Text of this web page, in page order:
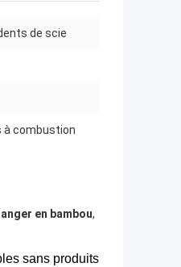
de scie
à combustion
en bambou,
sans produits